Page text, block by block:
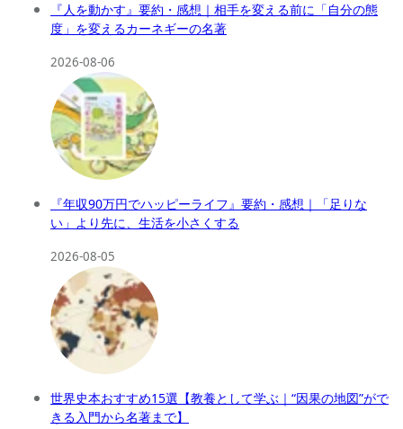
『人を動かす』要約・感想｜相手を変える前に「自分の態
度」を変えるカーネギーの名著
2026-08-06
『年収90万円でハッピーライフ』要約・感想｜「足りな
い」より先に、生活を小さくする
2026-08-05
世界史本おすすめ15選【教養として学ぶ｜“因果の地図”がで
きる入門から名著まで】